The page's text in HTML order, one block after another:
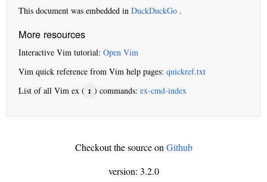
This document was embedded in DuckDuckGo .
More resources
Interactive Vim tutorial: Open Vim
Vim quick reference from Vim help pages: quickref.txt
List of all Vim ex ( : ) commands: ex-cmd-index
Checkout the source on Github
version: 3.2.0